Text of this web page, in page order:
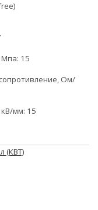
15
Ом/
мм: 15
(КВТ)